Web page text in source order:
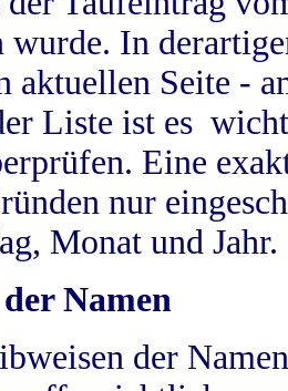
wurde. In
aktuellen Seite -
Liste ist es
Eine
nur
Monat und Jahr.
Namen
der